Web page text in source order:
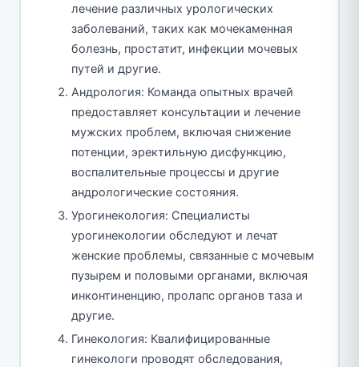
лечение различных урологических
заболеваний, таких как мочекаменная
болезнь, простатит, инфекции мочевых
путей и другие.
Андрология: Команда опытных врачей
предоставляет консультации и лечение
мужских проблем, включая снижение
потенции, эректильную дисфункцию,
воспалительные процессы и другие
андрологические состояния.
Урогинекология: Специалисты
урогинекологии обследуют и лечат
женские проблемы, связанные с мочевым
пузырем и половыми органами, включая
инконтиненцию, пролапс органов таза и
другие.
Гинекология: Квалифицированные
гинекологи проводят обследования,